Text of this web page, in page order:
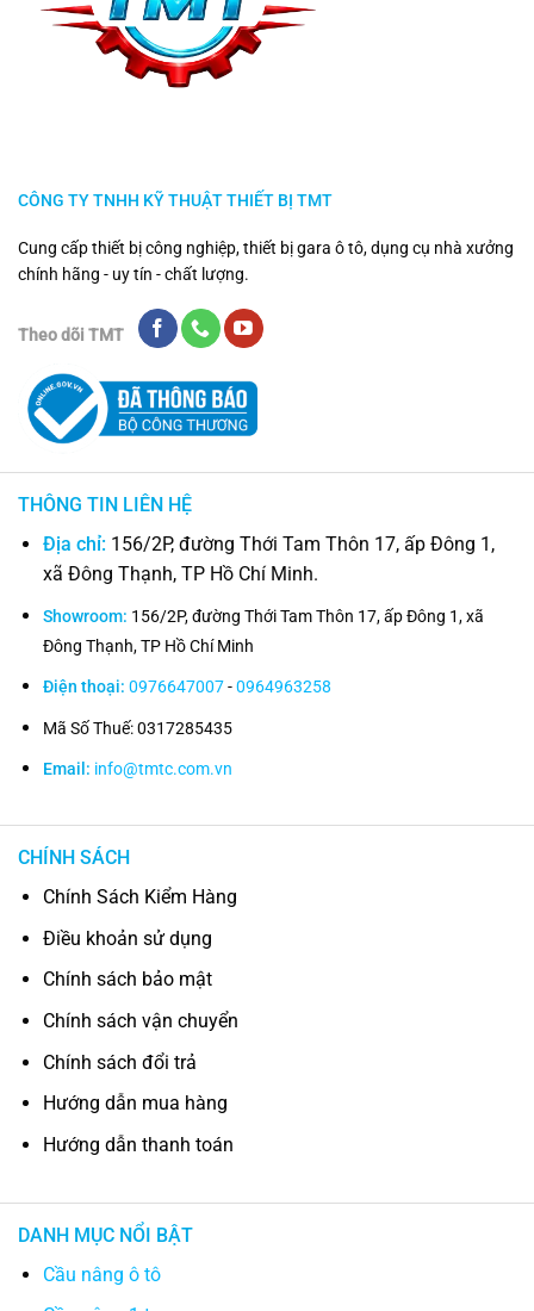
CÔNG TY TNHH KỸ THUẬT THIẾT BỊ TMT
Cung cấp thiết bị công nghiệp, thiết bị gara ô tô, dụng cụ nhà xưởng
chính hãng - uy tín - chất lượng.
Theo dõi TMT
THÔNG TIN LIÊN HỆ
Địa chỉ: 156/2P, đường Thới Tam Thôn 17, ấp Đông 1,
xã Đông Thạnh, TP Hồ Chí Minh.
Showroom: 156/2P, đường Thới Tam Thôn 17, ấp Đông 1, xã
Đông Thạnh, TP Hồ Chí Minh
Điện thoại: 0976647007-0964963258
Mã Số Thuế: 0317285435
Email: info@tmtc.com.vn
CHÍNH SÁCH
Chính Sách Kiểm Hàng
Điều khoản sử dụng
Chính sách bảo mật
Chính sách vận chuyển
Chính sách đổi trả
Hướng dẫn mua hàng
Hướng dẫn thanh toán
DANH MỤC NỔI BẬT
Cầu nâng ô tô